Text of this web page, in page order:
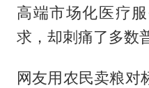
高端市场化医疗
求，却刺痛了多数
网友用农民卖粮对